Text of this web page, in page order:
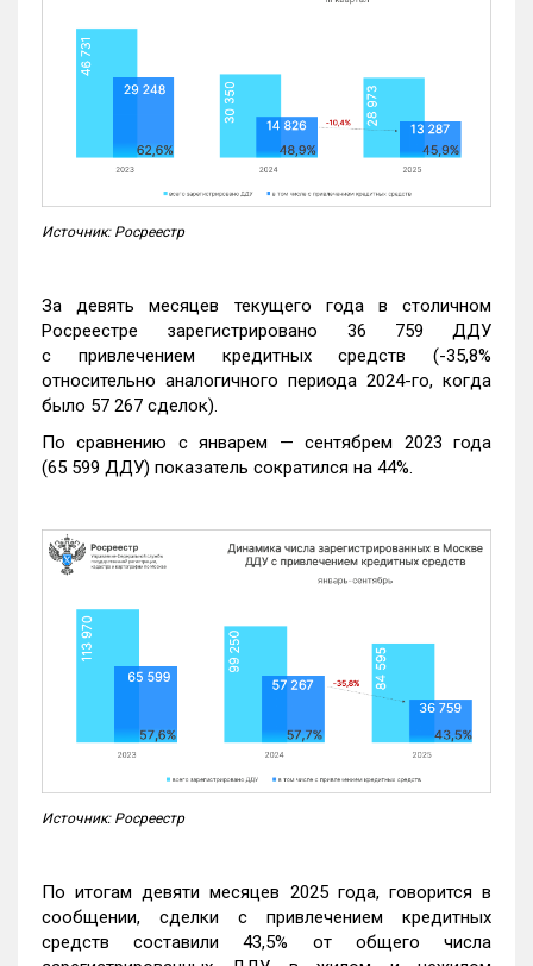
Источник: Росреестр
За девять месяцев текущего года в столичном
Росреестре зарегистрировано 36 759 ДДУ
с привлечением кредитных средств (-35,8%
относительно аналогичного периода 2024-го, когда
было 57 267 сделок).
По сравнению с январем — сентябрем 2023 года
(65 599 ДДУ) показатель сократился на 44%.
Источник: Росреестр
По итогам девяти месяцев 2025 года, говорится в
сообщении, сделки с привлечением кредитных
средств составили 43,5% от общего числа